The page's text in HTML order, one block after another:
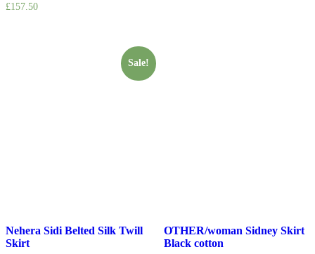
£157.50
Sale!
Nehera Sidi Belted Silk Twill
Skirt
OTHER/woman Sidney Skirt
Black cotton